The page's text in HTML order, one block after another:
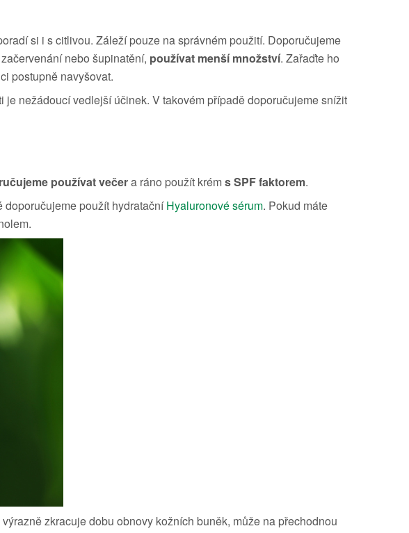
si i s citlivou. Záleží pouze na správném použití. Doporučujeme
nebo šupinatění, používat menší množství. Zařaďte ho
postupně navyšovat.
nežádoucí vedlejší účinek. V takovém případě doporučujeme snížit
používat večera ráno použít kréms SPF faktorem.
doporučujeme použít hydratačníHyaluronové sérum. Pokud máte
zkracuje dobu obnovy kožních buněk, může na přechodnou